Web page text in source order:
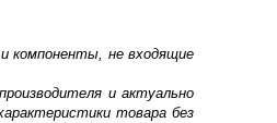
компоненты, не входящие
и актуально
товара без